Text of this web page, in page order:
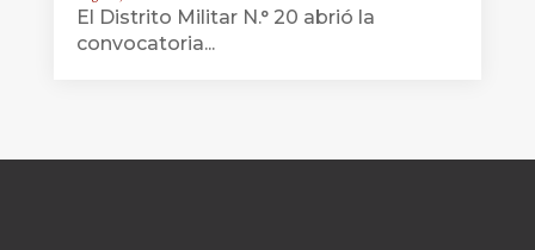
El Distrito Militar N.° 20 abrió la
convocatoria...